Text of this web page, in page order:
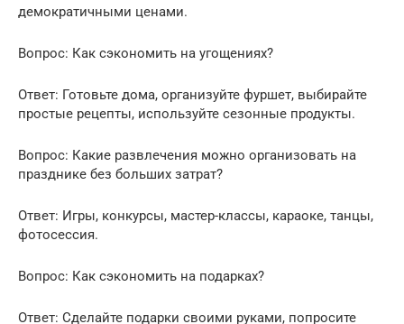
демократичными ценами.
Вопрос: Как сэкономить на угощениях?
Ответ: Готовьте дома, организуйте фуршет, выбирайте
простые рецепты, используйте сезонные продукты.
Вопрос: Какие развлечения можно организовать на
празднике без больших затрат?
Ответ: Игры, конкурсы, мастер-классы, караоке, танцы,
фотосессия.
Вопрос: Как сэкономить на подарках?
Ответ: Сделайте подарки своими руками, попросите